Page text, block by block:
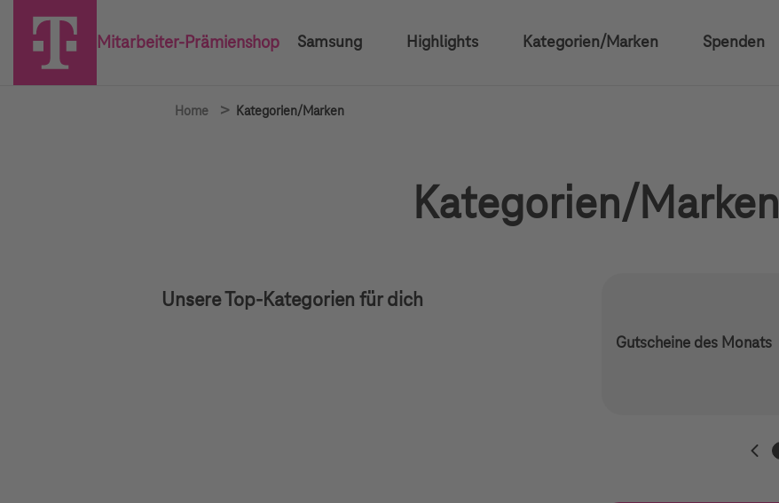
Mitarbeiter-Prämienshop Samsung Highlights Kategorien/Marken Spenden
Home > Kategorien/Marken
Kategorien/Marken
Unsere Top-Kategorien für dich
Consumer Electronics